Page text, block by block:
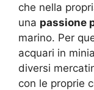
che nella
una passione
marino. Per
acquari in
diversi
con le proprie